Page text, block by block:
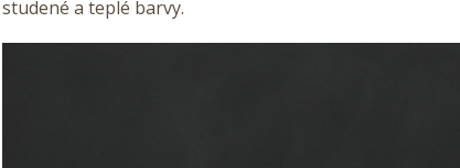
studené a teplé barvy.